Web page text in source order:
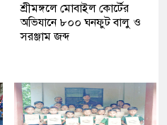
শ্রীমঙ্গলে মোবাইল কোর্টের
অভিযানে ৮০০ ঘনফুট বালু ও
সরঞ্জাম জব্দ